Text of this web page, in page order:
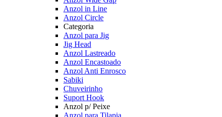
Anzol in Line
Anzol Circle
Categoria
Anzol para Jig
Jig Head
Anzol Lastreado
Anzol Encastoado
Anzol Anti Enrosco
Sabiki
Chuveirinho
Suport Hook
Anzol p/ Peixe
Anzol para Tilapia